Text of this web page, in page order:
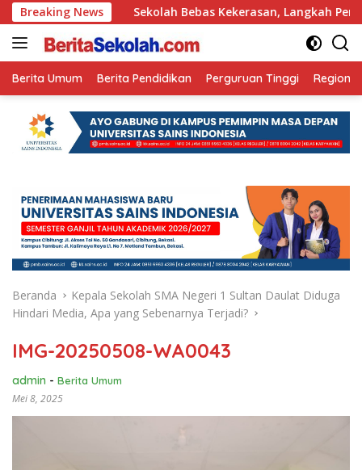
Langsung
ke
konten
Breaking News
Ini Sekolah Bebas Kekerasan, Langkah Pemkot
Berita Umum Berita Pendidikan Perguruan Tinggi Regional
Beranda
Kepala Sekolah SMA Negeri 1 Sultan Daulat Diduga
Hindari Media, Apa yang Sebenarnya Terjadi?
IMG-20250508-WA0043
admin - Berita Umum
Mei 8, 2025